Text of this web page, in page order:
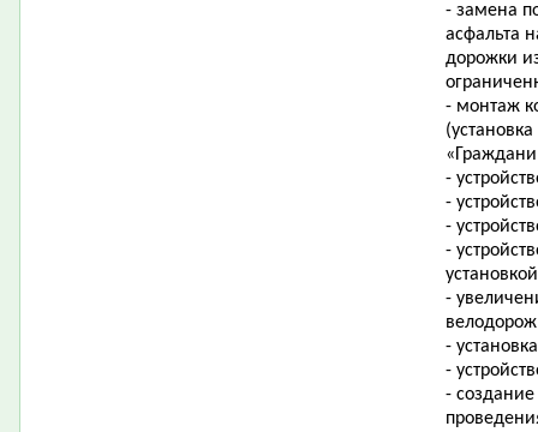
- замена
асфальта
дорожки
- монтаж
-
-
-
-
-
-
-
-